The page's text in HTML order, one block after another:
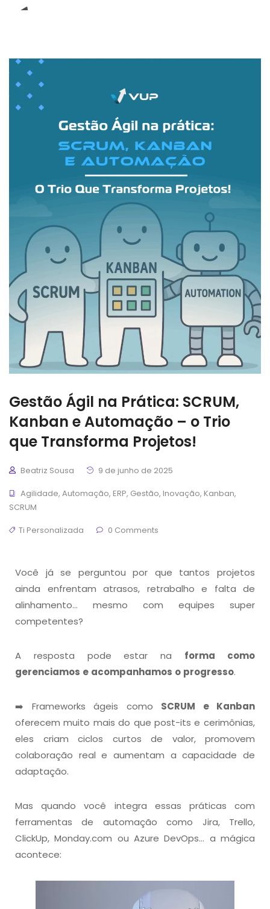
Gestão Ágil na Prática: SCRUM,
Kanban e Automação – o Trio
que Transforma Projetos!
Beatriz Sousa
9 de junho de 2025
Agilidade, Automação, ERP, Gestão, Inovação, Kanban,
SCRUM
Ti Personalizada
0 Comments
Você já se perguntou por que tantos projetos
ainda enfrentam atrasos, retrabalho e falta de
alinhamento… mesmo com equipes super
competentes?
A resposta pode estar na forma como
gerenciamos e acompanhamos o progresso.
➡️ Frameworks ágeis como SCRUM e Kanban
oferecem muito mais do que post-its e cerimônias,
eles criam ciclos curtos de valor, promovem
colaboração real e aumentam a capacidade de
adaptação.
Mas quando você integra essas práticas com
ferramentas de automação como Jira, Trello,
ClickUp, Monday.com ou AzureDevOps… a mágica
acontece: